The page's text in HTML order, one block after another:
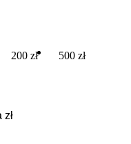
200 zł 500 zł